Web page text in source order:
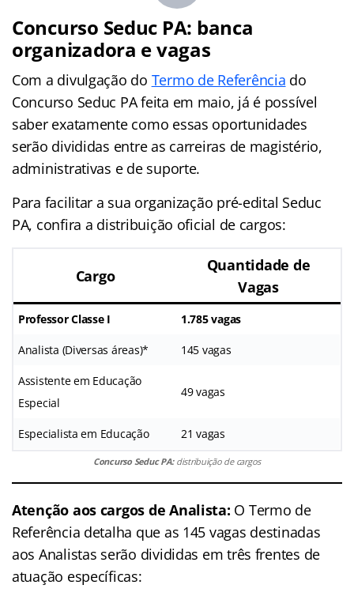
Concurso Seduc PA: banca
organizadora e vagas
Com a divulgação do Termo de Referência do
Concurso Seduc PA feita em maio, já é possível
saber exatamente como essas oportunidades
serão divididas entre as carreiras de magistério,
administrativas e de suporte.
Para facilitar a sua organização pré-edital Seduc
PA, confira a distribuição oficial de cargos:
Cargo
Quantidade de
Vagas
Professor Classe I 1.785 vagas
Analista (Diversas áreas)* 145 vagas
Assistente em Educação
Especial
49 vagas
Especialista em Educação 21 vagas
Concurso Seduc PA: distribuição de cargos
Atenção aos cargos de Analista: O Termo de
Referência detalha que as 145 vagas destinadas
aos Analistas serão divididas em três frentes de
atuação específicas: